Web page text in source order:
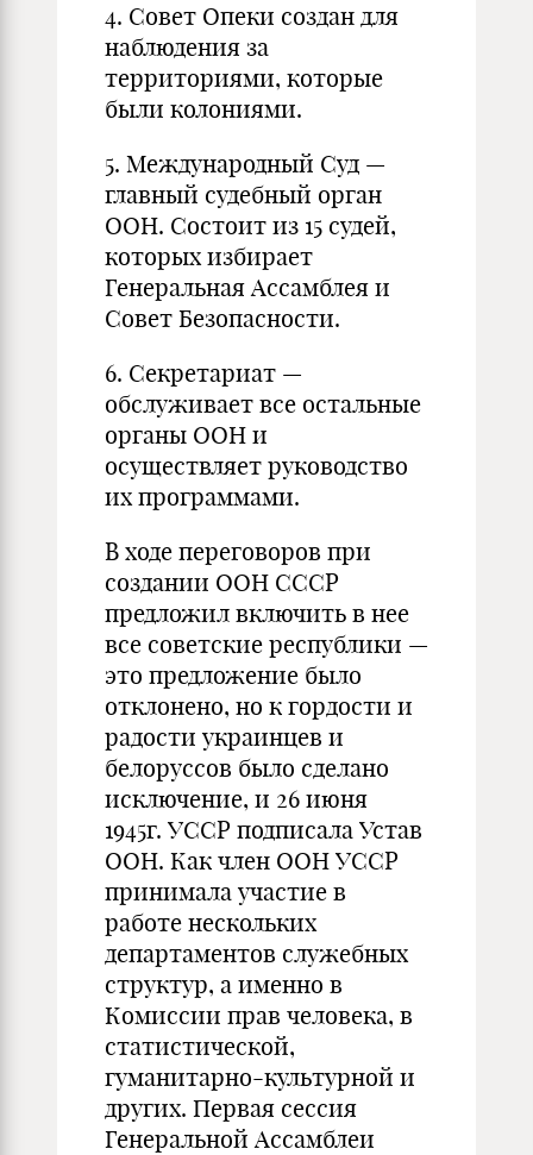
4. Совет Опеки создан для
наблюдения за
территориями, которые
были колониями.
5. Международный Суд —
главный судебный орган
ООН. Состоит из 15 судей,
которых избирает
Генеральная Ассамблея и
Совет Безопасности.
6. Секретариат —
обслуживает все остальные
органы ООН и
осуществляет руководство
их программами.
В ходе переговоров при
создании ООН СССР
предложил включить в нее
все советские республики —
это предложение было
отклонено, но к гордости и
радости украинцев и
белоруссов было сделано
исключение, и 26 июня
1945г. УССР подписала Устав
ООН. Как член ООН УССР
принимала участие в
работе нескольких
департаментов служебных
структур, а именно в
Комиссии прав человека, в
статистической,
гуманитарно-культурной и
других. Первая сессия
Генеральной Ассамблеи